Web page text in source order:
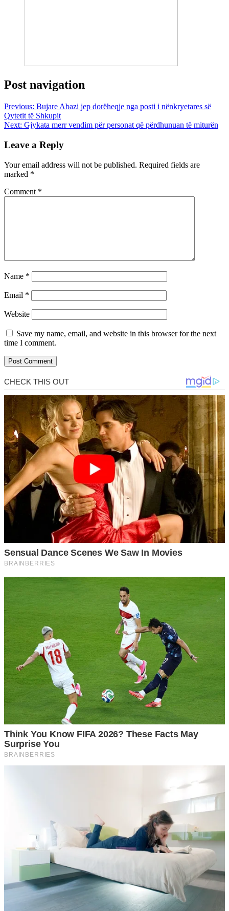
Post navigation
Previous: Bujare Abazi jep dorëheqje nga posti i nënkryetares së
Qytetit të Shkupit
Next: Gjykata merr vendim për personat që përdhunuan të miturën
Leave a Reply
Your email address will not be published. Required fields are
marked *
Comment *
Name *
Email *
Website
Save my name, email, and website in this browser for the next
time I comment.